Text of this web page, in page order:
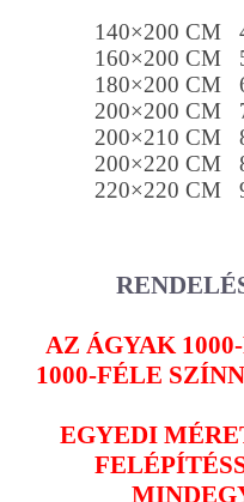
140×200 CM
160×200 CM
180×200 CM
200×200 CM
200×210 CM
200×220 CM
220×220 CM
AZ ÁGYAK
1000-FÉLE
EGYEDI